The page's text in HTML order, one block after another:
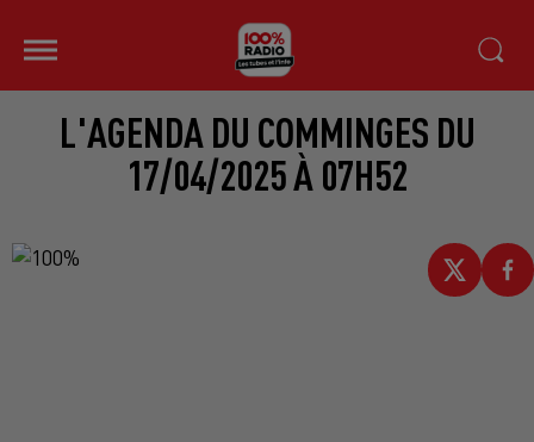
L'AGENDA DU COMMINGES DU
17/04/2025 À 07H52